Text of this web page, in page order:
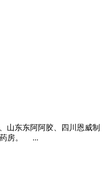
山东东阿阿胶、四川恩威制
药房。 ...